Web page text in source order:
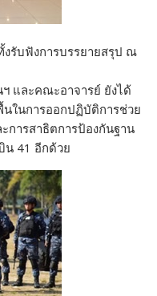
รับฟังการบรรยายสรุป ณ
และคณะอาจารย์ ยังได้
ในการออกปฏิบัติการช่วย
การสาธิตการป้องกันฐาน
น 41 อีกด้วย